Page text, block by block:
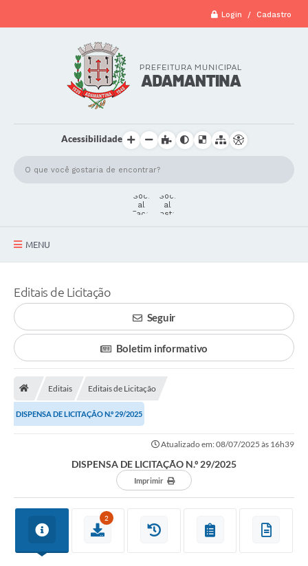
Login / Cadastro
Acessibilidade
MENU
Secretarias
Legislação
Atos Municipais
Transparência
CIPA 2026-2027
Lei Paulo Gustavo
Arquivos para Download
Editais de Licitação
Seguir
Boletim informativo
Editais Editais de Licitação
DISPENSA DE LICITAÇÃO N.º 29/2025
Atualizado em: 08/07/2025 às 16h39
DISPENSA DE LICITAÇÃO N.º 29/2025
Imprimir
2